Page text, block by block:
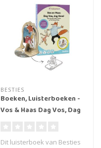
BESTIES
Boeken, Luisterboeken -
Vos & Haas Dag Vos, Dag
Dit luisterboek van Besties